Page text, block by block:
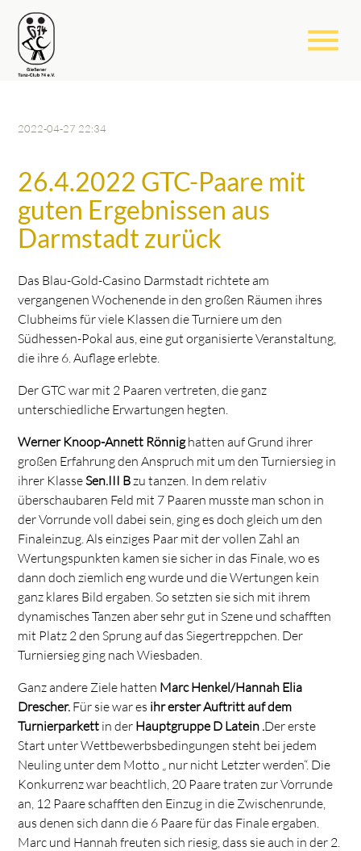
menu
2022-04-27 22:34
26.4.2022 GTC-Paare mit
guten Ergebnissen aus
Darmstadt zurück
Das Blau-Gold-Casino Darmstadt richtete am
vergangenen Wochenende in den großen Räumen ihres
Clubheims für viele Klassen die Turniere um den
Südhessen-Pokal aus, eine gut organisierte Veranstaltung,
die ihre 6. Auflage erlebte.
Der GTC war mit 2 Paaren vertreten, die ganz
unterschiedliche Erwartungen hegten.
Werner Knoop-Annett Rönnighatten auf Grund ihrer
großen Erfahrung den Anspruch mit um den Turniersieg in
ihrer KlasseSen.III Bzu tanzen. In dem relativ
überschaubaren Feld mit 7 Paaren musste man schon in
der Vorrunde voll dabei sein, ging es doch gleich um den
Finaleinzug. Als einziges Paar mit der vollen Zahl an
Wertungspunkten kamen sie sicher in das Finale, wo es
dann doch ziemlich eng wurde und die Wertungen kein
ganz klares Bild ergaben. So setzten sie sich mit ihrem
dynamisches Tanzen aber sehr gut in Szene und schafften
mit Platz 2 den Sprung auf das Siegertreppchen. Der
Turniersieg ging nach Wiesbaden.
Ganz andere Ziele hatten Marc Henkel/Hannah Elia
Drescher. Für sie war es ihr erster Auftritt auf dem
Turnierparkett in der Hauptgruppe D Latein .Der erste
Start unter Wettbewerbsbedingungen steht bei jedem
Neuling unter dem Motto „ nur nicht Letzter werden“. Die
Konkurrenz war beachtlich, 20 Paare traten zur Vorrunde
an, 12 Paare schafften den Einzug in die Zwischenrunde,
aus denen sich dann die 6 Paare für das Finale ergaben.
Marc und Hannah freuten sich riesig, dass sie auch in der 2.